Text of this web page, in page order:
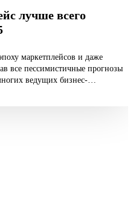
лучше всего
маркетплейсов и даже
все пессимистичные прогнозы
ведущих бизнес-